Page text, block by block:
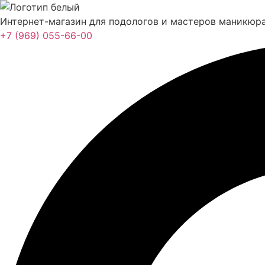
Интернет-магазин для подологов и мастеров
+7 (969) 055-66-00